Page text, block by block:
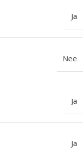
Ja
Nee
Ja
Ja